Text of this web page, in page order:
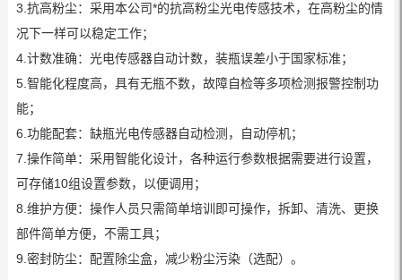
3.抗高粉尘：采用本公司*的抗高粉尘光电传感技术，在高粉尘的情
况下一样可以稳定工作；
4.计数准确：光电传感器自动计数，装瓶误差小于国家标准；
5.智能化程度高，具有无瓶不数，故障自检等多项检测报警控制功
能；
6.功能配套：缺瓶光电传感器自动检测，自动停机；
7.操作简单：采用智能化设计，各种运行参数根据需要进行设置，
可存储10组设置参数，以便调用；
8.维护方便：操作人员只需简单培训即可操作，拆卸、清洗、更换
部件简单方便，不需工具；
9.密封防尘：配置除尘盒，减少粉尘污染（选配）。